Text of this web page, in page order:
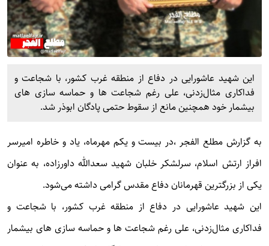
این شهید عاشورایی در دفاع از منطقه غرب کشور، با شجاعت و
فداکاری مثال‌زدنی، علی رغم شجاعت ها و حماسه سازی های
بیشمار خود همچنین مانع از سقوط حتمی پادگان ابوذر شد.
به گزارش مطلع الفجر ،در بیست و یکم مهرماه، یاد و خاطره امیرسر
افراز ارتش اسلام، سرلشکر خلبان شهید سعدالله داورزاده، به عنوان
یکی از بزرگترین قهرمانان دفاع مقدس گرامی داشته می‌شود.
این شهید عاشورایی در دفاع از منطقه غرب کشور، با شجاعت و
فداکاری مثال‌زدنی، علی رغم شجاعت ها و حماسه سازی های بیشمار